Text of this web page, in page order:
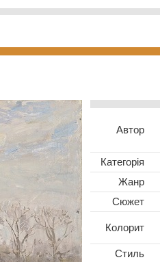
Автор
Категорія
Жанр
Сюжет
Колорит
Стиль